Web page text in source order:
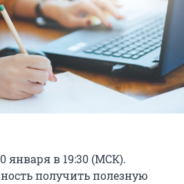
января в 19:30 (МСК).
получить полезную